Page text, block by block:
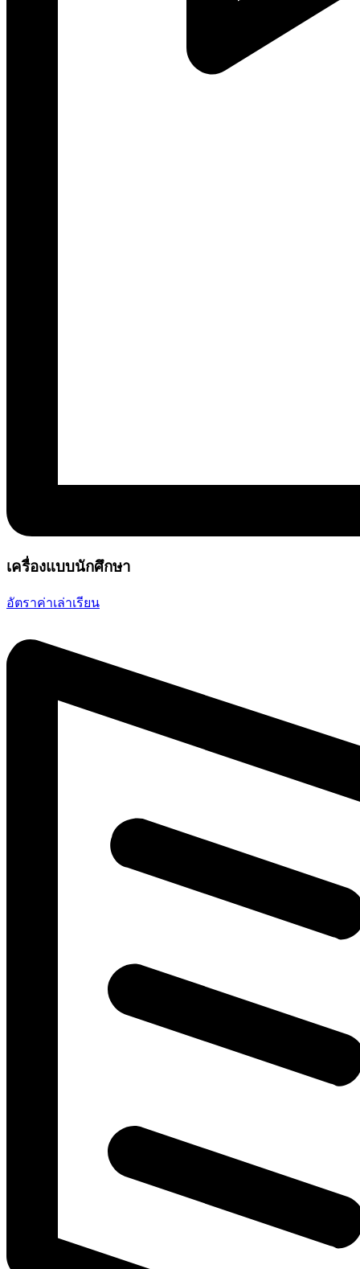
เครื่องแบบนักศึกษา
อัตราค่าเล่าเรียน